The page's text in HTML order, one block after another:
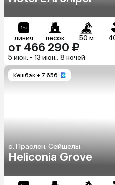
линия песок 50 м
от 466 290 ₽
5 июн. - 13 июн., 8 ночей
Кешбэк + 7 656
о. Праслен, Сейшелы
Heliconia Grove